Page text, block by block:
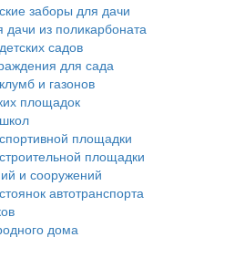
заборы для дачи
из поликарбоната
садов
для сада
и газонов
площадок
площадки
площадки
и сооружений
автотранспорта
дома